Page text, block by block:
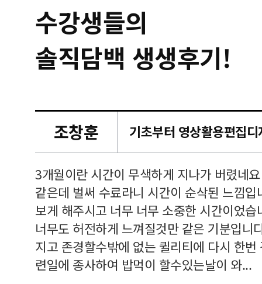
수강생들의
솔직담백 생생후기!
조창훈
3개월이란 시간이 무색하게 지나가 버렸네
같은데 벌써 수료라니 시간이 순삭된 느낌
보게 해주시고 너무 너무 소중한 시간이었
너무도 허전하게 느껴질것만 같은 기분입니
지고 존경할수밖에 없는 퀼리티에 다시 한
련일에 종사하여 밥먹이 할수있는날이 와...